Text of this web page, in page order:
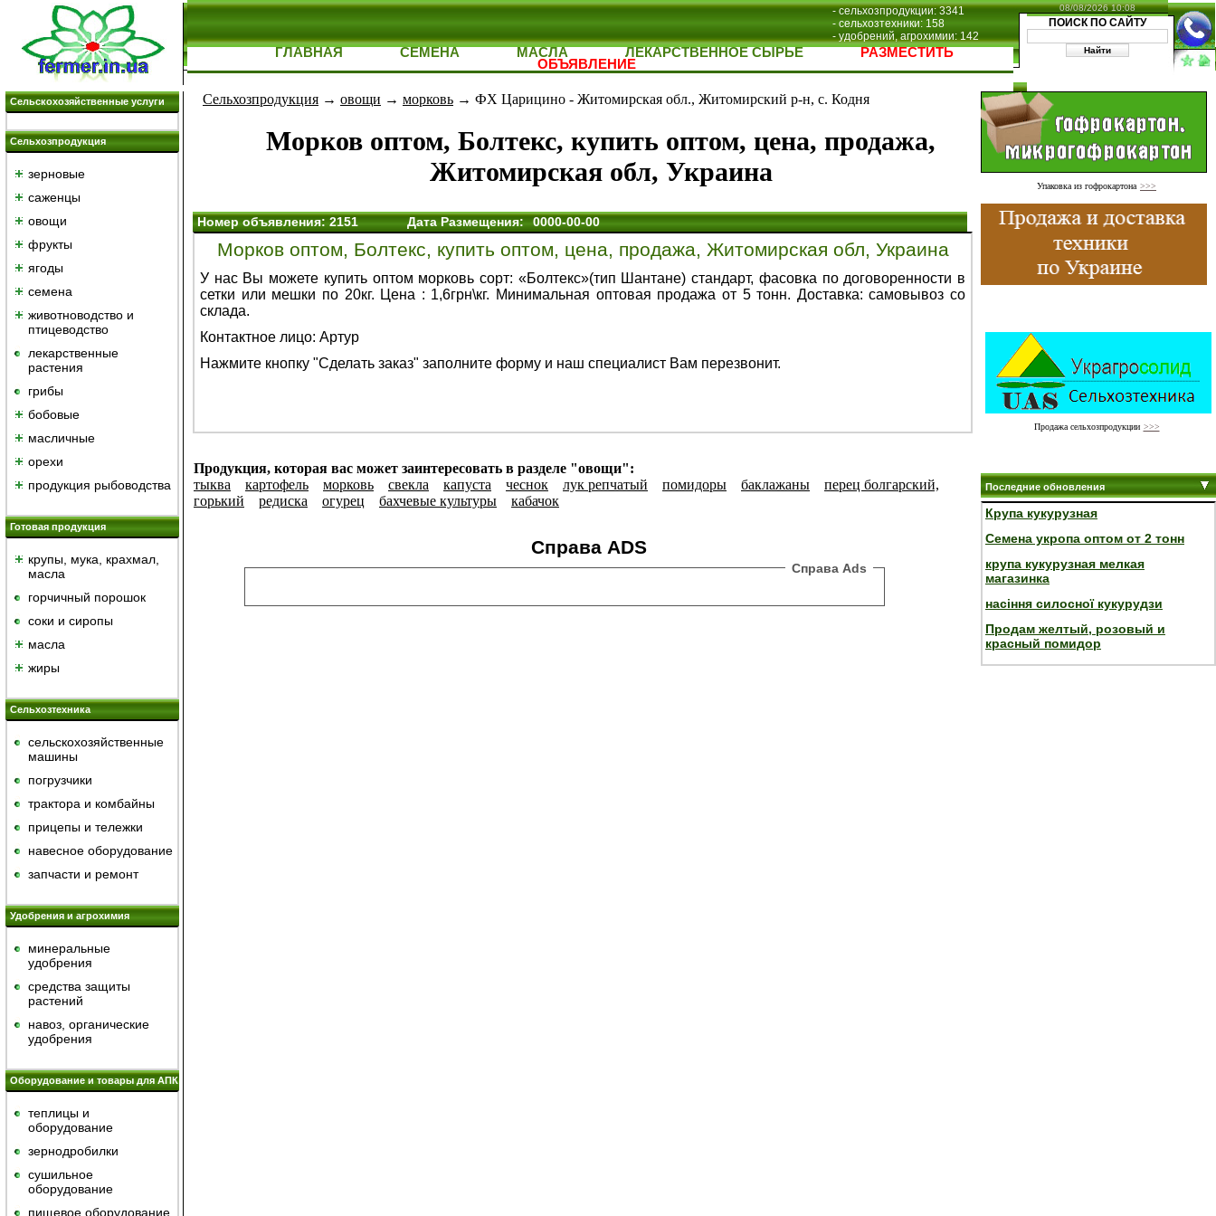
- сельхозпродукции: 3341
- сельхозтехники: 158
- удобрений, агрохимии: 142
08/08/2026 10:08
ПОИСК ПО САЙТУ
ГЛАВНАЯ СЕМЕНА МАСЛА ЛЕКАРСТВЕННОЕ СЫРЬЕ РАЗМЕСТИТЬ
ОБЪЯВЛЕНИЕ
Сельскохозяйственные услуги
Сельхозпродукция
зерновые
саженцы
овощи
фрукты
ягоды
семена
животноводство и
птицеводство
лекарственные
растения
грибы
бобовые
масличные
орехи
продукция рыбоводства
Готовая продукция
крупы, мука, крахмал,
масла
горчичный порошок
cоки и сиропы
масла
жиры
Сельхозтехника
сельскохозяйственные
машины
погрузчики
трактора и комбайны
прицепы и тележки
навесное оборудование
запчасти и ремонт
Удобрения и агрохимия
минеральные
удобрения
средства защиты
растений
навоз, органические
удобрения
Оборудование и товары для АПК
теплицы и
оборудование
зернодробилки
сушильное
оборудование
пищевое оборудование
Сельхозпродукция → овощи → морковь → ФХ Царицино - Житомирская обл., Житомирский р-н, с. Кодня
Морков оптом, Болтекс, купить оптом, цена, продажа,
Житомирская обл, Украина
Номер объявления: 2151 Дата Размещения: 0000-00-00
Морков оптом, Болтекс, купить оптом, цена, продажа, Житомирская обл, Украина
У нас Вы можете купить оптом морковь сорт: «Болтекс»(тип Шантане) стандарт, фасовка по договоренности в
сетки или мешки по 20кг. Цена : 1,6грн\кг. Минимальная оптовая продажа от 5 тонн. Доставка: самовывоз со
склада.
Контактное лицо: Артур
Нажмите кнопку "Сделать заказ" заполните форму и наш специалист Вам перезвонит.
Продукция, которая вас может заинтересовать в разделе "овощи":
тыква
картофель морковь свекла капуста чеснок лук репчатый помидоры баклажаны
перец болгарский,
горький
редиска огурец бахчевые культуры кабачок
Справа ADS
Справа Ads
Упаковка из гофрокартона >>>
Продажа сельхозпродукции >>>
Последние обновления
Крупа кукурузная
Семена укропа оптом от 2 тонн
крупа кукурузная мелкая
магазинка
насіння силосної кукурудзи
Продам желтый, розовый и
красный помидор